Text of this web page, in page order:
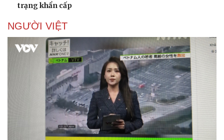
trạng khẩn cấp
NGƯỜI VIỆT